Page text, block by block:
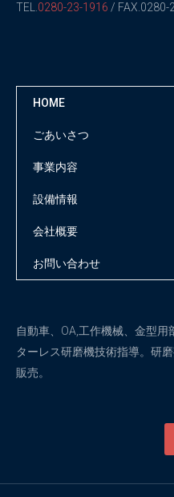
TEL. 0280-23-1916 / FAX.0280-
HOME
ごあいさつ
事業内容
設備情報
会社概要
お問い合わせ
自動車、OA,工作機械、金型
ターレス研磨機技術指導。研
販売。